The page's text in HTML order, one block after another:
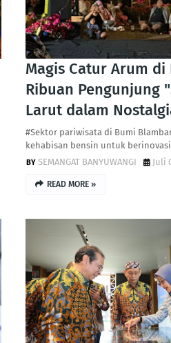
Magis Catur Arum di
Ribuan Pengunjung
Larut dalam
#Sektor pariwisata di Bumi
kehabisan bensin untuk
SEMANGAT BANYUWANGI
Juli
READ MORE »